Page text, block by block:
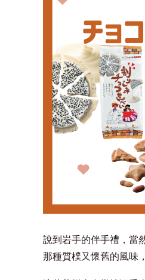
說到岩手的伴手禮，當
那種質樸又懷舊的風味